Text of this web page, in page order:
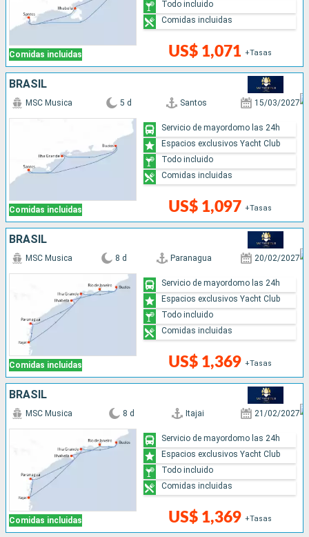
Comidas incluidas US$ 1,071 +Tasas
Todo incluido
Comidas incluidas
BRASIL
Comidas incluidas
MSC Musica 5 d Santos 15/03/2027
US$ 1,097 +Tasas
Servicio de mayordomo las 24h
Espacios exclusivos Yacht Club
Todo incluido
Comidas incluidas
BRASIL
Comidas incluidas
MSC Musica 8 d Paranagua 20/02/2027
US$ 1,369 +Tasas
Servicio de mayordomo las 24h
Espacios exclusivos Yacht Club
Todo incluido
Comidas incluidas
BRASIL
Comidas incluidas
MSC Musica 8 d Itajai 21/02/2027
US$ 1,369 +Tasas
Servicio de mayordomo las 24h
Espacios exclusivos Yacht Club
Todo incluido
Comidas incluidas